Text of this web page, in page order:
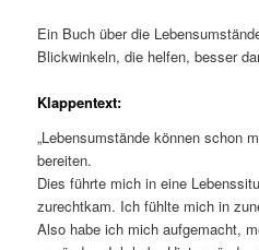
Ein Buch über die
Blickwinkeln, die helfen, besser
Klappentext:
„Lebensumstände können schon
bereiten.
Dies führte mich in eine
zurechtkam. Ich fühlte mich in
Also habe ich mich aufgemacht,